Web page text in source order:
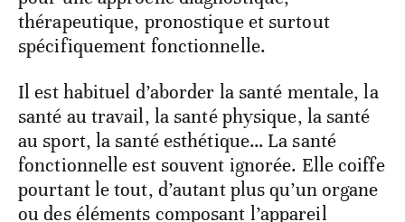
thérapeutique, pronostique et surtout
spécifiquement fonctionnelle.
Il est habituel d’aborder la santé mentale, la
santé au travail, la santé physique, la santé
au sport, la santé esthétique… La santé
fonctionnelle est souvent ignorée. Elle coiffe
pourtant le tout, d’autant plus qu’un organe
ou des éléments composant l’appareil